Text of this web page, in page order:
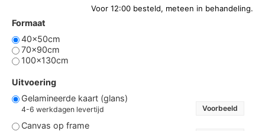
Formaat
40x50cm
70x90cm
100x130cm
Uitvoering
Gelamineerde kaart (glans)
4-6 werkdagen levertijd Voorbeeld
Canvas op frame